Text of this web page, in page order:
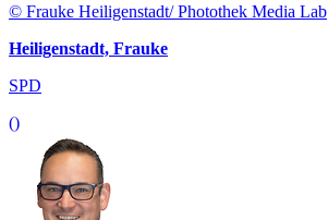
© Frauke Heiligenstadt/ Photothek Media Lab
Heiligenstadt, Frauke
SPD
()